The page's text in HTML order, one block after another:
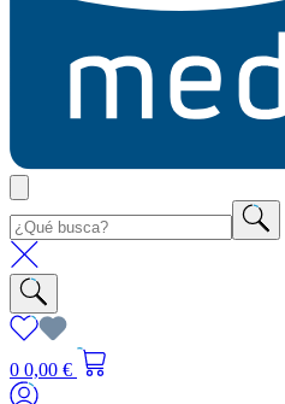
0 0,00 €